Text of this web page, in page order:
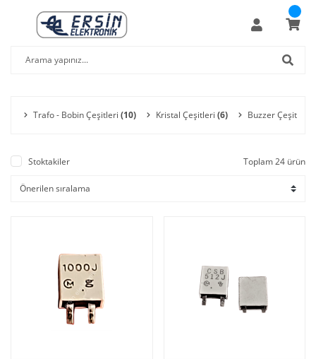
Trafo - Bobin Çeşitleri (10) Kristal Çeşitleri (6) Buzzer Çeşitleri
Stoktakiler Toplam 24 ürün